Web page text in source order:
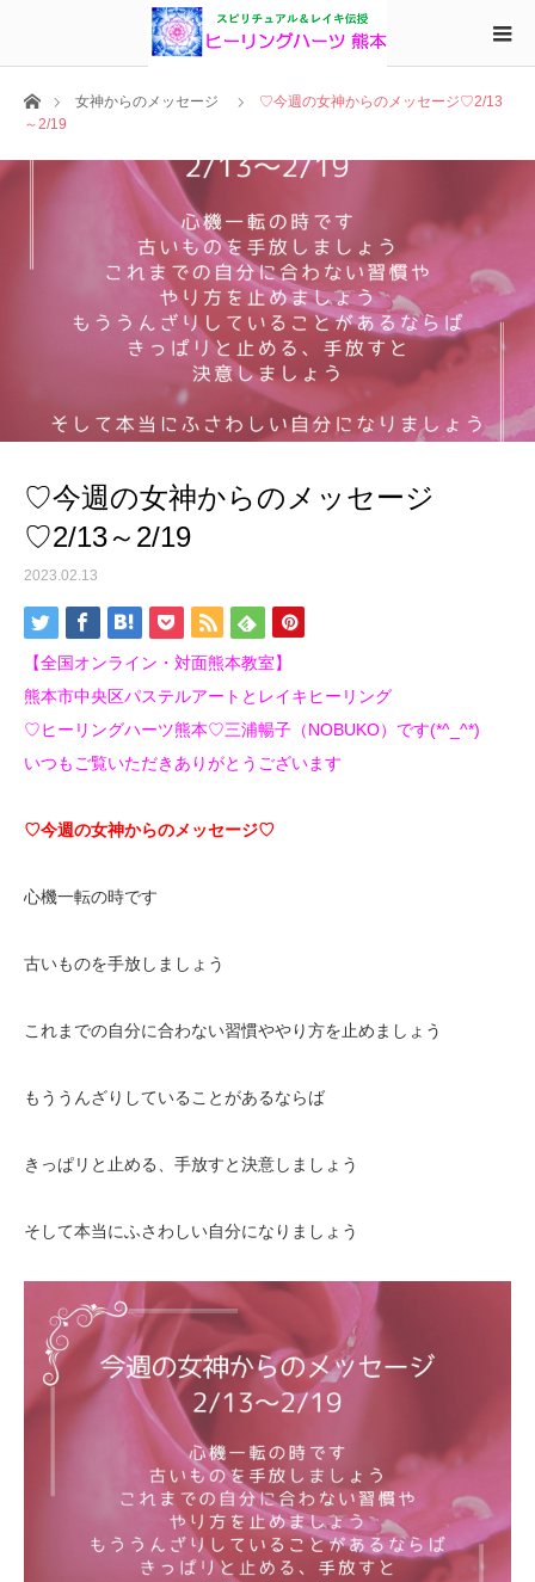
ホーム女神からのメッセージ
♡今週の女神からのメッセージ♡2/13
～2/19
♡今週の女神からのメッセージ
♡2/13～2/19
2023.02.13
【全国オンライン・対面熊本教室】
熊本市中央区パステルアートとレイキヒーリング
♡ヒーリングハーツ熊本♡三浦暢子（NOBUKO）です(*^_^*)
いつもご覧いただきありがとうございます
♡今週の女神からのメッセージ♡
心機一転の時です
古いものを手放しましょう
これまでの自分に合わない習慣ややり方を止めましょう
もううんざりしていることがあるならば
きっぱリと止める、手放すと決意しましょう
そして本当にふさわしい自分になりましょう